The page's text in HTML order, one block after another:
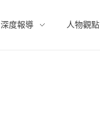
深度報導 人物觀點